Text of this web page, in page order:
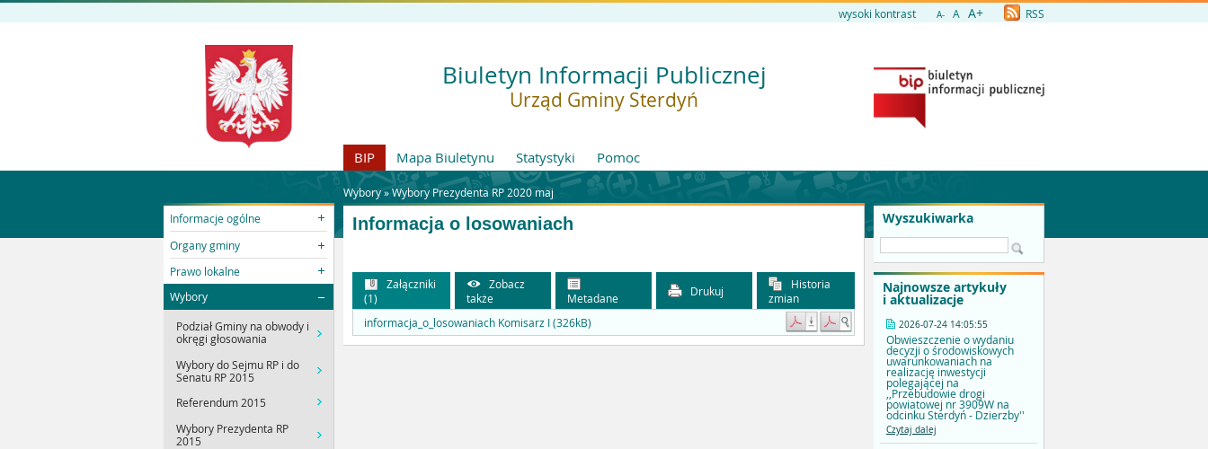
wysoki kontrast A- A A+ RSS
Biuletyn Informacji Publicznej
Urząd Gminy Sterdyń
BIP Mapa Biuletynu Statystyki Pomoc
Wybory »Wybory Prezydenta RP 2020 maj
Informacje ogólne
Organy gminy
Prawo lokalne
Wybory
Podział Gminy na obwody i
okręgi głosowania
Wybory do Sejmu RP i do
Senatu RP 2015
Referendum 2015
Wybory Prezydenta RP
2015
Wyszukiwarka
Najnowsze artykuły
i aktualizacje
2026-07-24 14:05:55
Obwieszczenie o wydaniu
decyzji o środowiskowych
uwarunkowaniach na
realizację inwestycji
polegającej na
,,Przebudowie drogi
powiatowej nr 3909W na
odcinku Sterdyń - Dzierzby''
Czytaj dalej
Informacja o losowaniach
Załączniki
(1)
Zobacz
także
Metadane Drukuj
Historia
zmian
informacja_o_losowaniach Komisarz I (326kB)